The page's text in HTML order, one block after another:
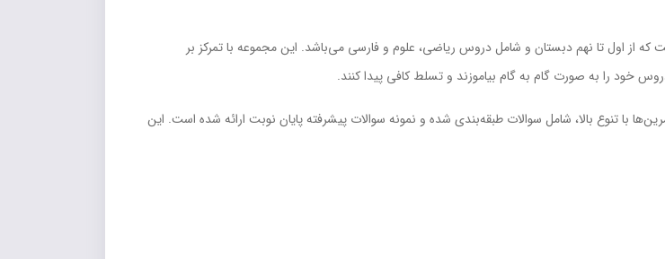
از اول تا نهم دبستان و شامل دروس ریاضی، علوم و فارسی می‌باشد. این مجموعه با تمرکز بر
خود را به صورت گام به گام بیاموزند و تسلط کافی پیدا کنند.
با تنوع بالا، شامل سوالات طبقه‌بندی شده و نمونه سوالات پیشرفته پایان نوبت ارائه شده است. این